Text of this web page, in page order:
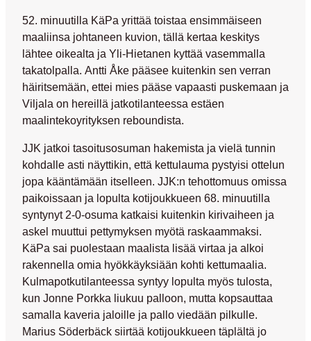
52. minuutilla KäPa yrittää toistaa ensimmäiseen
maaliinsa johtaneen kuvion, tällä kertaa keskitys
lähtee oikealta ja Yli-Hietanen kyttää vasemmalla
takatolpalla. Antti Åke pääsee kuitenkin sen verran
häiritsemään, ettei mies pääse vapaasti puskemaan ja
Viljala on hereillä jatkotilanteessa estäen
maalintekoyrityksen reboundista.
JJK jatkoi tasoitusosuman hakemista ja vielä tunnin
kohdalle asti näyttikin, että kettulauma pystyisi ottelun
jopa kääntämään itselleen. JJK:n tehottomuus omissa
paikoissaan ja lopulta kotijoukkueen 68. minuutilla
syntynyt 2-0-osuma katkaisi kuitenkin kirivaiheen ja
askel muuttui pettymyksen myötä raskaammaksi.
KäPa sai puolestaan maalista lisää virtaa ja alkoi
rakennella omia hyökkäyksiään kohti kettumaalia.
Kulmapotkutilanteessa syntyy lopulta myös tulosta,
kun Jonne Porkka liukuu palloon, mutta kopsauttaa
samalla kaveria jaloille ja pallo viedään pilkulle.
Marius Söderbäck siirtää kotijoukkueen täplältä jo